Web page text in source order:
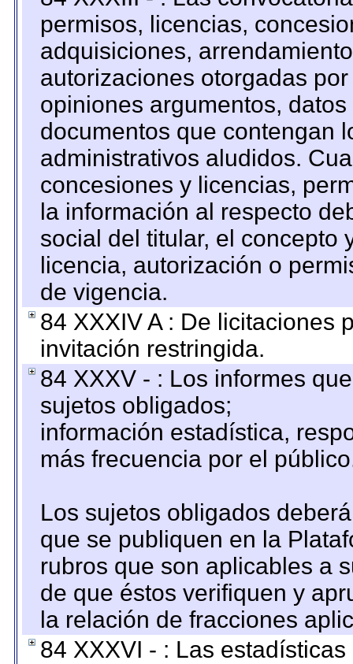
permisos, licencias,
adquisiciones,
autorizaciones otorgadas
opiniones argumentos,
documentos que contengan
administrativos aludidos.
concesiones y licencias,
la información al respecto
social del titular, el concepto
licencia, autorización o
de vigencia.
84 XXXIV A : De licitaciones
invitación restringida.
84 XXXV - : Los informes
sujetos obligados;
información estadística,
más frecuencia por el
Los sujetos obligados
que se publiquen en la
rubros que son aplicables a
de que éstos verifiquen y
la relación de fracciones
84 XXXVI - : Las